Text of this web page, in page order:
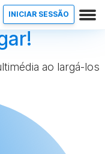
INICIAR SESSÃO
ao largá-los